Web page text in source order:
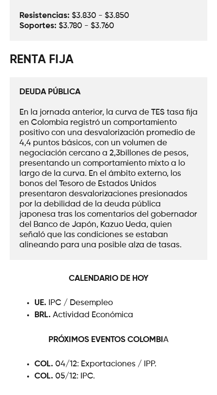
Resistencias: $3.830 - $3.850
Soportes: $3.780 - $3.760
RENTA FIJA
DEUDA PÚBLICA
En la jornada anterior, la curva de TES tasa fija
en Colombia registró un comportamiento
positivo con una desvalorización promedio de
4,4 puntos básicos, con un volumen de
negociación cercano a 2,3billones de pesos,
presentando un comportamiento mixto a lo
largo de la curva. En el ámbito externo, los
bonos del Tesoro de Estados Unidos
presentaron desvalorizaciones presionados
por la debilidad de la deuda pública
japonesa tras los comentarios del gobernador
del Banco de Japón, Kazuo Ueda, quien
señaló que las condiciones se estaban
alineando para una posible alza de tasas.
CALENDARIO DE HOY
UE. IPC / Desempleo
BRL. Actividad Económica
PRÓXIMOS EVENTOS COLOMBI A
COL. 04/12: Exportaciones / IPP.
COL. 05/12: IPC.